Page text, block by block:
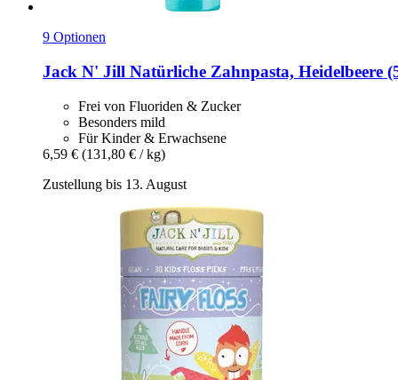
9 Optionen
Jack N' Jill Natürliche Zahnpasta, Heidelbeere
Frei von Fluoriden & Zucker
Besonders mild
Für Kinder & Erwachsene
6,59 € (131,80 € / kg)
Zustellung bis 13. August